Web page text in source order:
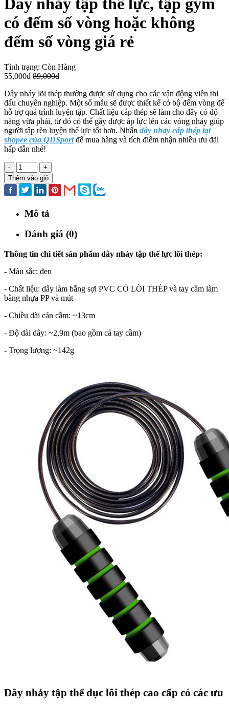
Dây nhảy tập thể lực, tập gym
có đếm số vòng hoặc không
đếm số vòng giá rẻ
Tình trạng: Còn Hàng
55,000đ 89,000đ
Dây nhảy lõi thép thường được sử dụng cho các vận động viên thi
đấu chuyên nghiệp. Một số mẫu sẽ được thiết kế có bộ đếm vòng để
hỗ trợ quá trình luyện tập. Chất liệu cáp thép sẽ làm cho dây có độ
nặng vừa phải, từ đó có thể gây được áp lực lên các vòng nhảy giúp
người tập rèn luyện thể lực tốt hơn. Nhấn dây nhảy cáp thép tại
shopee của QDSportđể mua hàng và tích điểm nhận nhiều ưu đãi
hấp dẫn nhé!
-
+
Thêm vào giỏ
Mô tả
Đánh giá (0)
Thông tin chi tiết sản phẩm dây nhảy tập thể lực lõi thép:
- Màu sắc: đen
- Chất liệu: dây làm bằng sợi PVC CÓ LÕI THÉP và tay cầm làm
bằng nhựa PP và mút
- Chiều dài cán cầm: ~13cm
- Độ dài dây: ~2,9m (bao gồm cả tay cầm)
- Trọng lượng: ~142g
Dây nhảy tập thể dục lõi thép cao cấp có các ưu